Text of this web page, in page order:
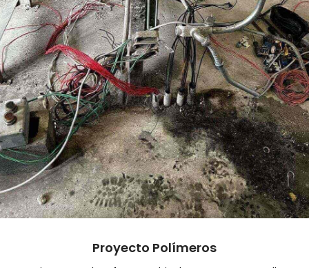
Proyecto Polímeros